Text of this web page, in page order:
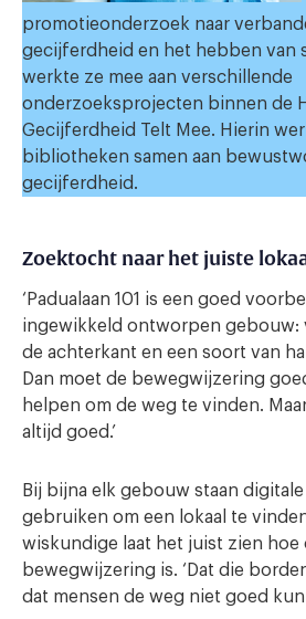
promotieonderzoek naar
gecijferdheid en het hebben van
werkte ze mee aan verschillende
onderzoeksprojecten binnen de
Gecijferdheid Telt Mee. Hierin
bibliotheken samen aan
gecijferdheid.
Zoektocht naar het juiste
‘Padualaan 101 is een goed
ingewikkeld ontworpen gebouw:
de achterkant en een soort van
Dan moet de bewegwijzering
helpen om de weg te vinden.
altijd goed.’
Bij bijna elk gebouw staan
gebruiken om een lokaal te
wiskundige laat het juist zien hoe
bewegwijzering is. ‘Dat die
dat mensen de weg niet goed